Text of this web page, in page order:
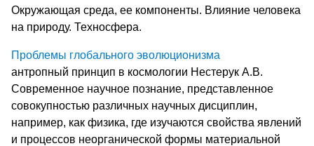
Окружающая среда, ее компоненты. Влияние человека
на природу. Техносфера.
Проблемы глобального эволюционизма
антропный принцип в космологии Нестерук А.В.
Современное научное познание, представленное
совокупностью различных научных дисциплин,
например, как физика, где изучаются свойства явлений
и процессов неорганической формы материальной